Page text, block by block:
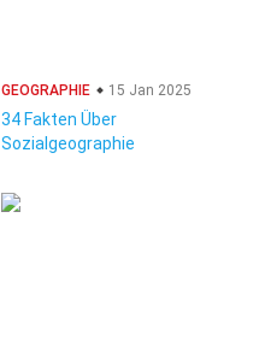
GEOGRAPHIE 15 Jan 2025
34 Fakten Über
Sozialgeographie